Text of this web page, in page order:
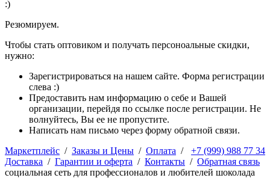
:)
Резюмируем.
Чтобы стать оптовиком и получать персоноальные скидки,
нужно:
Зарегистрироваться на нашем сайте. Форма регистрации
слева :)
Предоставить нам информацию о себе и Вашей
организации, перейдя по ссылке после регистрации. Не
волнуйтесь, Вы ее не пропустите.
Написать нам письмо через форму обратной связи.
+7 (999) 988 77 34
Маркетплейс / Заказы и Цены / Оплата /
Доставка / Гарантии и оферта / Контакты / Обратная связь
социальная сеть для профессионалов и любителей шоколада